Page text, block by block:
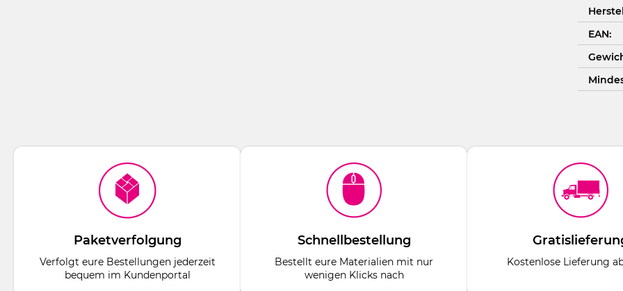
EAN:
Paketverfolgung
Verfolgt eure Bestellungen jederzeit
bequem im Kundenportal
Schnellbestellung
Bestellt eure Materialien mit nur
wenigen Klicks nach
Kostenlose Lieferung